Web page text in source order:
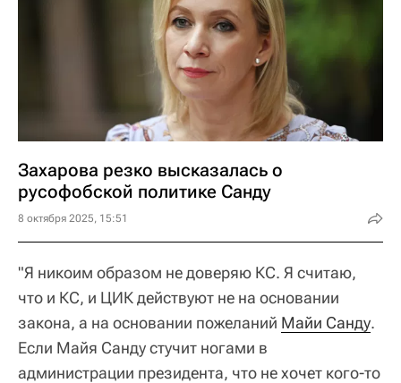
Захарова резко высказалась о
русофобской политике Санду
8 октября 2025, 15:51
"Я никоим образом не доверяю КС. Я считаю,
что и КС, и ЦИК действуют не на основании
закона, а на основании пожеланий Майи Санду.
Если Майя Санду стучит ногами в
администрации президента, что не хочет кого-то